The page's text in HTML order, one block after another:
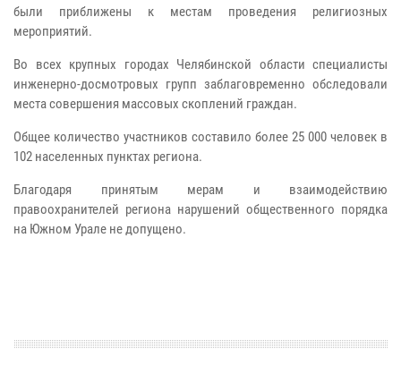
были приближены к местам проведения религиозных
мероприятий.
Во всех крупных городах Челябинской области специалисты
инженерно-досмотровых групп заблаговременно обследовали
места совершения массовых скоплений граждан.
Общее количество участников составило более 25 000 человек в
102 населенных пунктах региона.
Благодаря принятым мерам и взаимодействию
правоохранителей региона нарушений общественного порядка
на Южном Урале не допущено.